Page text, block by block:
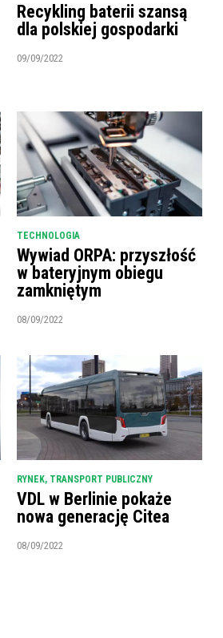
Recykling baterii szansą
dla polskiej gospodarki
09/09/2022
TECHNOLOGIA
Wywiad ORPA: przyszłość
w bateryjnym obiegu
zamkniętym
08/09/2022
RYNEK, TRANSPORT PUBLICZNY
VDL w Berlinie pokaże
nowa generację Citea
08/09/2022